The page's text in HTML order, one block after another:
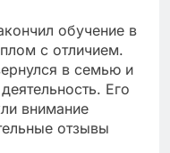
обучение в
с отличием.
в семью и
Его
внимание
отзывы